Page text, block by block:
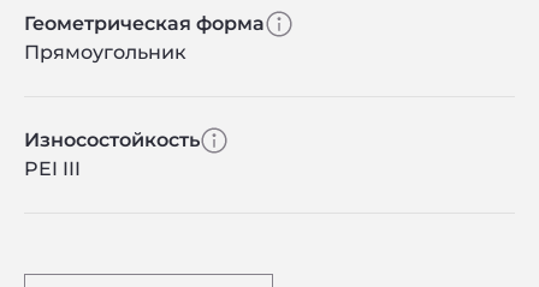
Геометрическая форма
Прямоугольник
Износостойкость
PEI III